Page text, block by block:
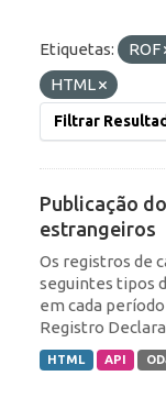
Etiquetas: ROF
HTML
Filtrar
Publicação
estrangeiros
Os registros de
seguintes tipos
em cada
Registro
HTML API